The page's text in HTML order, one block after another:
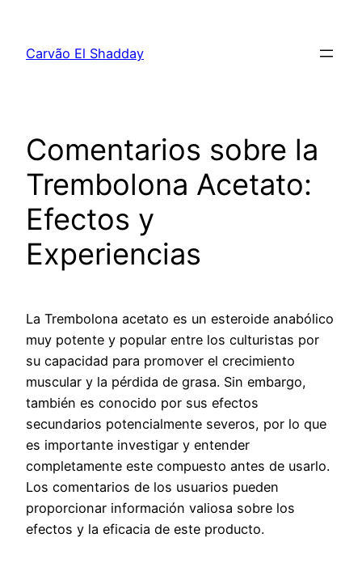
Carvão El Shadday
Comentarios sobre la
Trembolona Acetato:
Efectos y
Experiencias
La Trembolona acetato es un esteroide anabólico
muy potente y popular entre los culturistas por
su capacidad para promover el crecimiento
muscular y la pérdida de grasa. Sin embargo,
también es conocido por sus efectos
secundarios potencialmente severos, por lo que
es importante investigar y entender
completamente este compuesto antes de usarlo.
Los comentarios de los usuarios pueden
proporcionar información valiosa sobre los
efectos y la eficacia de este producto.